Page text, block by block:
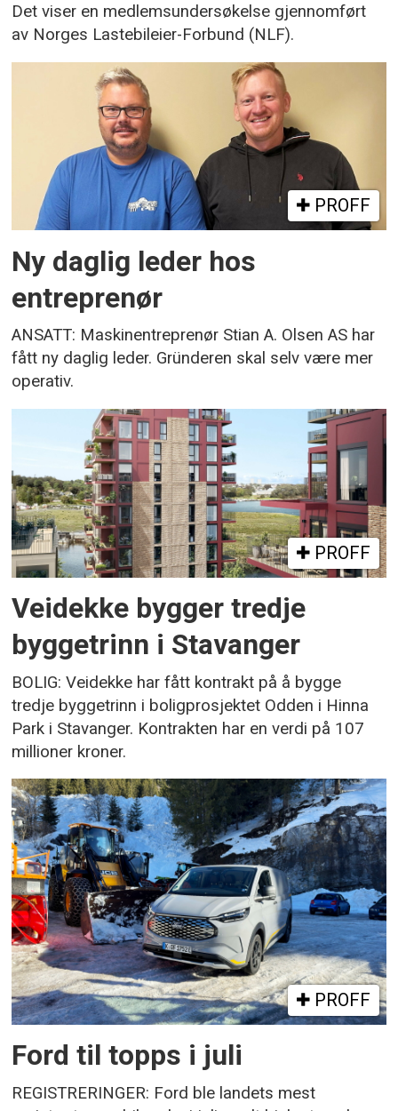
Det viser en medlemsundersøkelse gjennomført
av Norges Lastebileier-Forbund (NLF).
PROFF
Ny daglig leder hos
entreprenør
ANSATT: Maskinentreprenør Stian A. Olsen AS har
fått ny daglig leder. Gründeren skal selv være mer
operativ.
PROFF
Veidekke bygger tredje
byggetrinn i Stavanger
BOLIG: Veidekke har fått kontrakt på å bygge
tredje byggetrinn i boligprosjektet Odden i Hinna
Park i Stavanger. Kontrakten har en verdi på 107
millioner kroner.
PROFF
Ford til topps i juli
REGISTRERINGER: Ford ble landets mest